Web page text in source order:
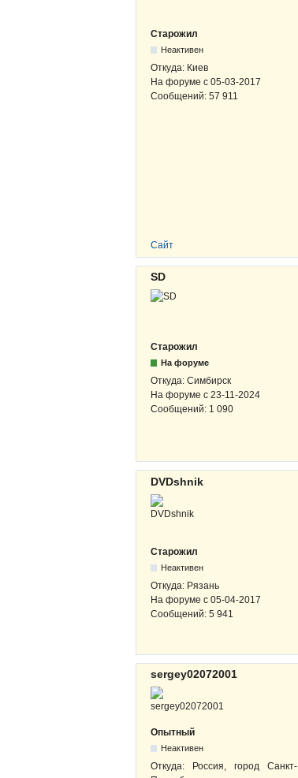
Старожил
Неактивен
Откуда: Киев
На форуме с 05-03-2017
Сообщений: 57 911
Сайт
SD
Старожил
На форуме
Откуда: Симбирск
На форуме с 23-11-2024
Сообщений: 1 090
DVDshnik
Старожил
Неактивен
Откуда: Рязань
На форуме с 05-04-2017
Сообщений: 5 941
sergey02072001
Опытный
Неактивен
Откуда: Россия, город Санкт-